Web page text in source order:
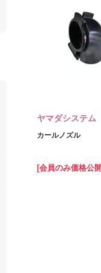
ヤマダシステム
カールノズル
[会員のみ価格公